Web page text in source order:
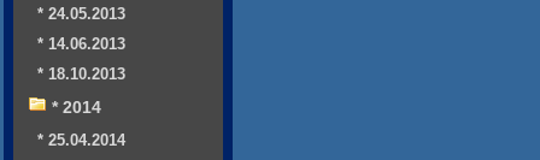
* 24.05.2013
* 14.06.2013
* 18.10.2013
* 2014
* 25.04.2014